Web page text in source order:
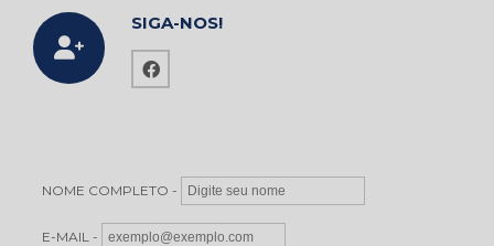
SIGA-NOS!
NOME COMPLETO -
E-MAIL -